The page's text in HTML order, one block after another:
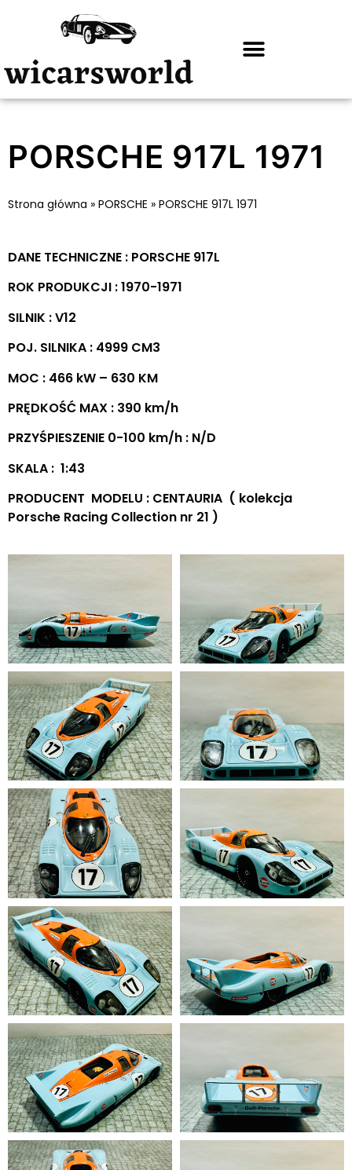
PORSCHE 917L 1971
Strona główna » PORSCHE » PORSCHE 917L 1971
DANE TECHNICZNE : PORSCHE 917L
ROK PRODUKCJI : 1970-1971
SILNIK : V12
POJ. SILNIKA : 4999 CM3
MOC : 466 kW – 630 KM
PRĘDKOŚĆ MAX : 390 km/h
PRZYŚPIESZENIE 0-100 km/h : N/D
SKALA : 1:43
PRODUCENT MODELU : CENTAURIA ( kolekcja
Porsche Racing Collection nr 21 )